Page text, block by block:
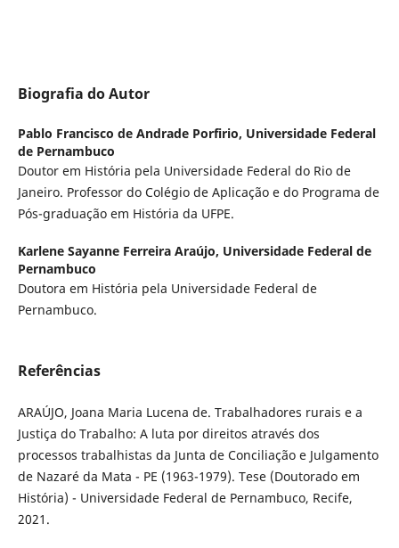
Biografia do Autor
Pablo Francisco de Andrade Porfirio, Universidade Federal
de Pernambuco
Doutor em História pela Universidade Federal do Rio de
Janeiro. Professor do Colégio de Aplicação e do Programa de
Pós-graduação em História da UFPE.
Karlene Sayanne Ferreira Araújo, Universidade Federal de
Pernambuco
Doutora em História pela Universidade Federal de
Pernambuco.
Referências
ARAÚJO, Joana Maria Lucena de. Trabalhadores rurais e a
Justiça do Trabalho: A luta por direitos através dos
processos trabalhistas da Junta de Conciliação e Julgamento
de Nazaré da Mata - PE (1963-1979). Tese (Doutorado em
História) - Universidade Federal de Pernambuco, Recife,
2021.